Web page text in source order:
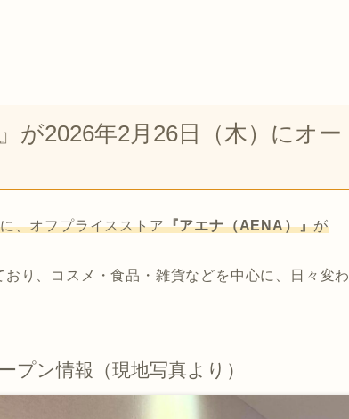
が2026年2月26日（木）にオー
に、オフプライスストア『アエナ（AENA）』が
り、コスメ・食品・雑貨などを中心に、日々変わ
プン情報（現地写真より）